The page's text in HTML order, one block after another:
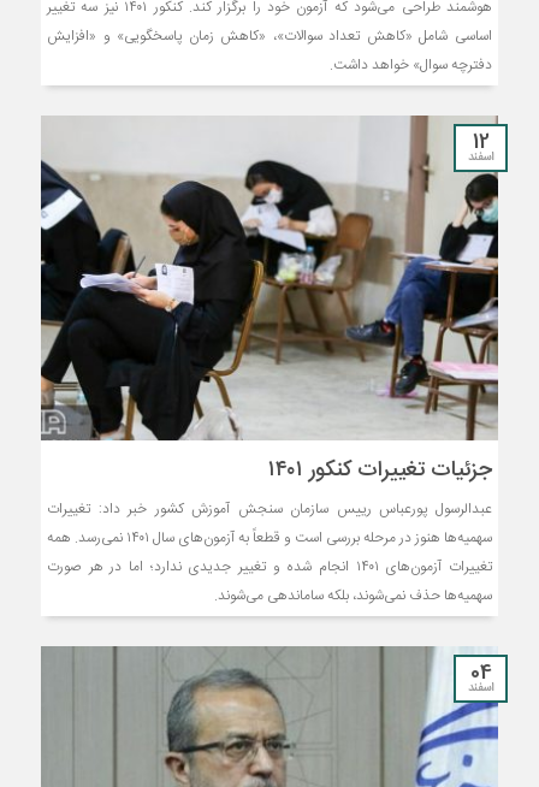
هوشمند طراحی می‌شود که آزمون خود را برگزار کند. کنکور ۱۴۰۱ نیز سه تغییر
اساسی شامل «کاهش تعداد سوالات»، «کاهش زمان پاسخگویی» و «افزایش
دفترچه سوال» خواهد داشت.
12
اسفند
جزئیات تغییرات کنکور ۱۴۰۱
عبدالرسول پورعباس رییس سازمان سنجش آموزش کشور خبر داد: تغییرات
سهمیه‌ها هنوز در مرحله بررسی است و قطعاً به آزمون‌های سال ۱۴۰۱ نمی‌رسد. همه
تغییرات آزمون‌های ۱۴۰۱ انجام‌ شده و تغییر جدیدی ندارد؛ اما در هر صورت
سهمیه‌ها حذف نمی‌شوند، بلکه ساماندهی می‌شوند.
04
اسفند